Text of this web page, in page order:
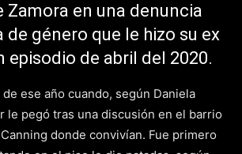
Zamora en una denuncia
de género que le hizo su ex
episodio de abril del 2020.
ese año cuando, según Daniela
le pegó tras una discusión en el barrio
donde convivían. Fue primero